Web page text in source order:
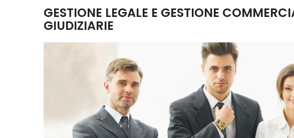
GESTIONE LEGALE E GESTIONE
GIUDIZIARIE